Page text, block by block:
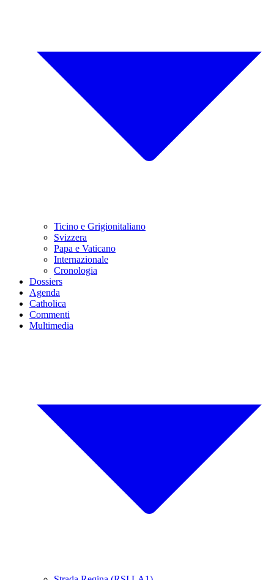
Ticino e Grigionitaliano
Svizzera
Papa e Vaticano
Internazionale
Cronologia
Dossiers
Agenda
Catholica
Commenti
Multimedia